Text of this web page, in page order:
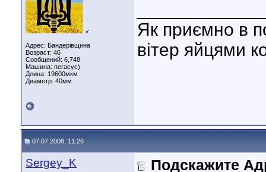
♂
Адрес: Бандерівщина
Возраст: 46
Сообщений: 6,748
Машина: пегасус)
Длина: 19600мкм
Диаметр: 40мм
Як приємно в
вітер яйцями
07.07.2008, 11:26
Sergey_K
Подскажите